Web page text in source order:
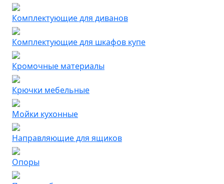
Комплектующие для диванов
Комплектующие для шкафов купе
Кромочные материалы
Крючки мебельные
Мойки кухонные
Направляющие для ящиков
Опоры